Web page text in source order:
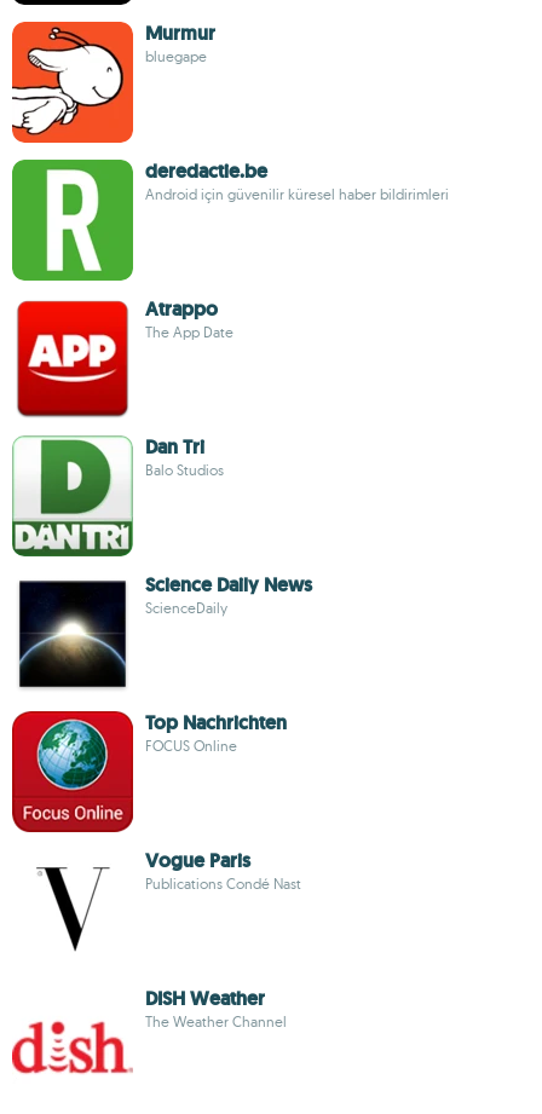
Murmur
bluegape
deredactie.be
Android için güvenilir küresel haber bildirimleri
Atrappo
The App Date
Dan Tri
Balo Studios
Science Daily News
ScienceDaily
Top Nachrichten
FOCUS Online
Vogue Paris
Publications Condé Nast
DISH Weather
The Weather Channel